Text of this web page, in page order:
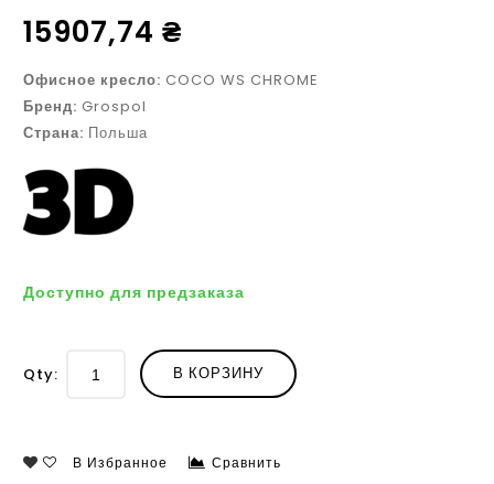
15907,74 ₴
Офисное кресло: COCO WS CHROME
Бренд: Grospol
Страна: Польша
Доступно для предзаказа
Qty: В КОРЗИНУ
В Избранное Сравнить